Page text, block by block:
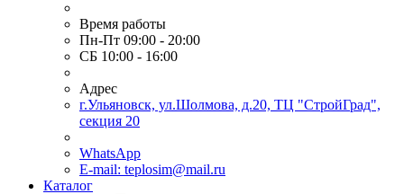
Время работы
Пн-Пт 09:00 - 20:00
СБ 10:00 - 16:00
Адрес
г.Ульяновск, ул.Шолмова, д.20, ТЦ "СтройГрад",
секция 20
WhatsApp
E-mail: teplosim@mail.ru
Каталог